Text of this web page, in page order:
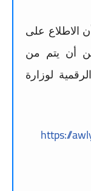
الاطلاع على
أن يتم من
لوزارة
https://